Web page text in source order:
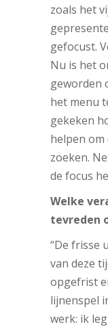
zoals het
gefocust.
Nu is het
geworden
het menu
gekeken
helpen om
zoeken.
de focus
Welke
tevreden
“De frisse
van deze
opgefrist
lijnenspel
werk: ik